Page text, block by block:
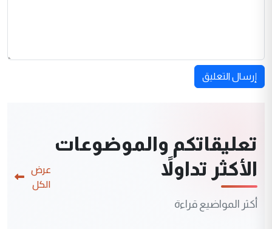
إرسال التعليق
تعليقاتكم والموضوعات
الأكثر تداولاً
أكثر المواضيع قراءة
عرض
الكل